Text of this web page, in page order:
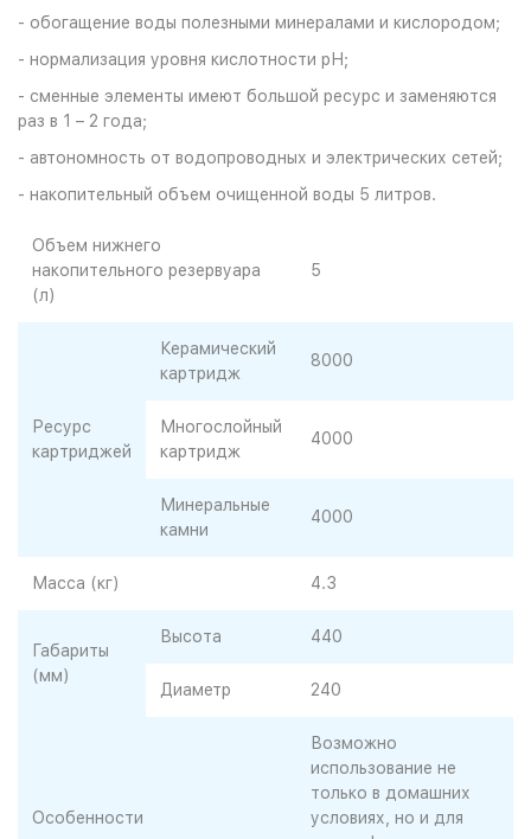
- обогащение воды полезными минералами и кислородом;
- нормализация уровня кислотности рН;
- сменные элементы имеют большой ресурс и заменяются
раз в 1 – 2 года;
- автономность от водопроводных и электрических сетей;
- накопительный объем очищенной воды 5 литров.
Объем нижнего
накопительного резервуара
(л)
5
Ресурс
картриджей
Керамический
картридж
8000
Многослойный
картридж
4000
Минеральные
камни
4000
Масса (кг) 4.3
Габариты
(мм)
Высота 440
Диаметр 240
Особенности
Возможно
использование не
только в домашних
условиях, но и для